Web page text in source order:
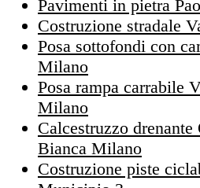
Pavimenti in pietra
Costruzione stradale
Posa sottofondi con
Milano
Posa rampa carrabile
Milano
Calcestruzzo
Bianca Milano
Costruzione piste